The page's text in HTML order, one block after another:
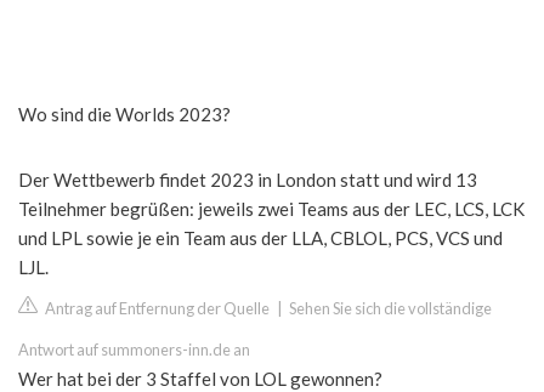
Wo sind die Worlds 2023?
Der Wettbewerb findet 2023 in London statt und wird 13
Teilnehmer begrüßen: jeweils zwei Teams aus der LEC, LCS, LCK
und LPL sowie je ein Team aus der LLA, CBLOL, PCS, VCS und
LJL.
Antrag auf Entfernung der Quelle Sehen Sie sich die vollständige
Antwort auf summoners-inn.de an
Wer hat bei der 3 Staffel von LOL gewonnen?